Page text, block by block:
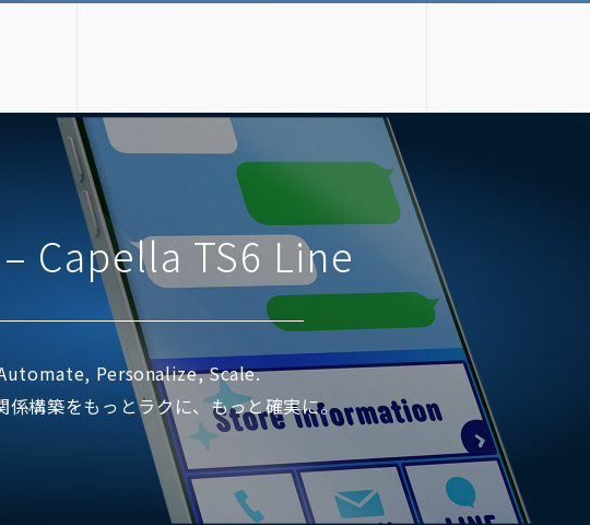
Capella TS6 Line
Personalize, Scale.
係構築をもっとラクに、もっと確実に。